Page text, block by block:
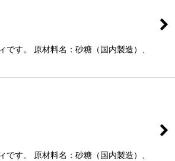
す。 原材料名：砂糖（国内製造）、
す。 原材料名：砂糖（国内製造）、